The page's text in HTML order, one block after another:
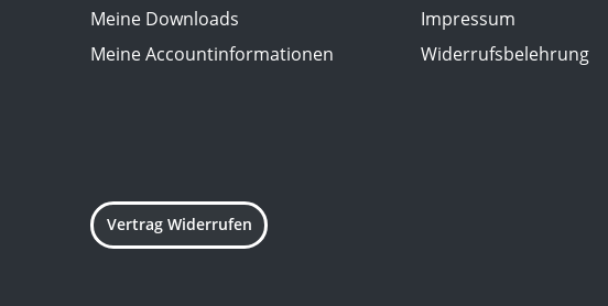
Meine Downloads
Meine Accountinformationen
Impressum
Widerrufsbelehrung
Vertrag Widerrufen